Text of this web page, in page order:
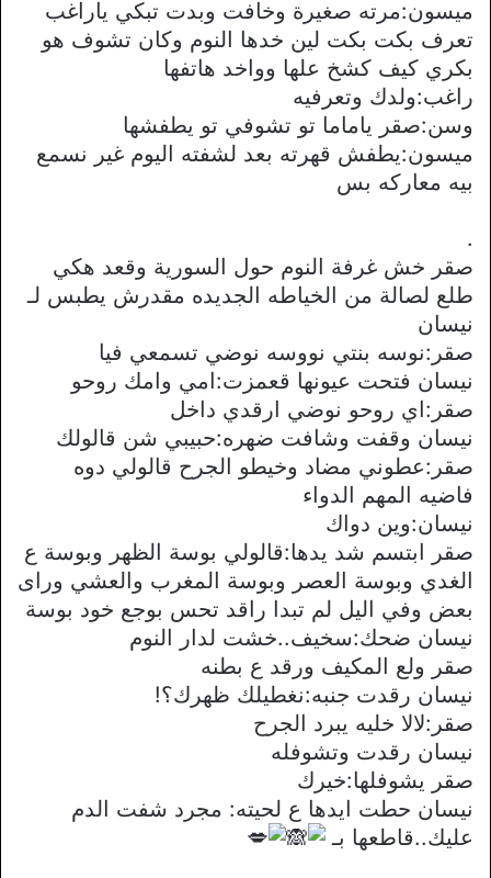
ميسون:مرته صغيرة وخافت وبدت تبكي ياراغب
تعرف بكت بكت لين خدها النوم وكان تشوف هو
بكري كيف كشخ علها وواخد هاتفها
راغب:ولدك وتعرفيه
وسن:صقر ياماما تو تشوفي تو يطفشها
ميسون:يطفش قهرته بعد لشفته اليوم غير نسمع
بيه معاركه بس
.
صقر خش غرفة النوم حول السورية وقعد هكي
طلع لصالة من الخياطه الجديده مقدرش يطبس لـ
نيسان
صقر:نوسه بنتي نووسه نوضي تسمعي فيا
نيسان فتحت عيونها قعمزت:امي وامك روحو
صقر:اي روحو نوضي ارقدي داخل
نيسان وقفت وشافت ضهره:حبيبي شن قالولك
صقر:عطوني مضاد وخيطو الجرح قالولي دوه
فاضيه المهم الدواء
نيسان:وين دواك
صقر ابتسم شد يدها:قالولي بوسة الظهر وبوسة ع
الغدي وبوسة العصر وبوسة المغرب والعشي وراى
بعض وفي اليل لم تبدا راقد تحس بوجع خود بوسة
نيسان ضحك:سخيف..خشت لدار النوم
صقر ولع المكيف ورقد ع بطنه
نيسان رقدت جنبه:نغطيلك ظهرك؟!
صقر:لالا خليه يبرد الجرح
نيسان رقدت وتشوفله
صقر يشوفلها:خيرك
نيسان حطت ايدها ع لحيته: مجرد شفت الدم
عليك..قاطعها بـ